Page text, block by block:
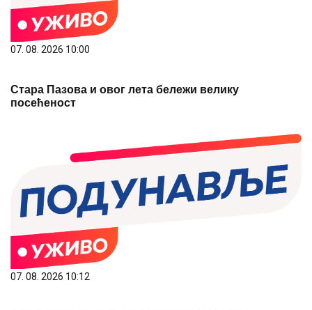
07. 08. 2026 10:00
Стара Пазова и овог лета бележи велику
посећеност
07. 08. 2026 10:12